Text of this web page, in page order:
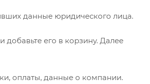
данные юридического лица.
его в корзину. Далее
оплаты, данные о компании.